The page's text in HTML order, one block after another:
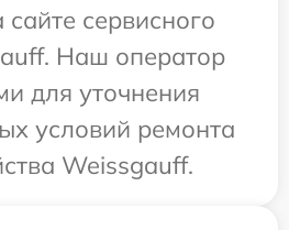
сервисного
Наш оператор
для уточнения
условий ремонта
Weissgauff.